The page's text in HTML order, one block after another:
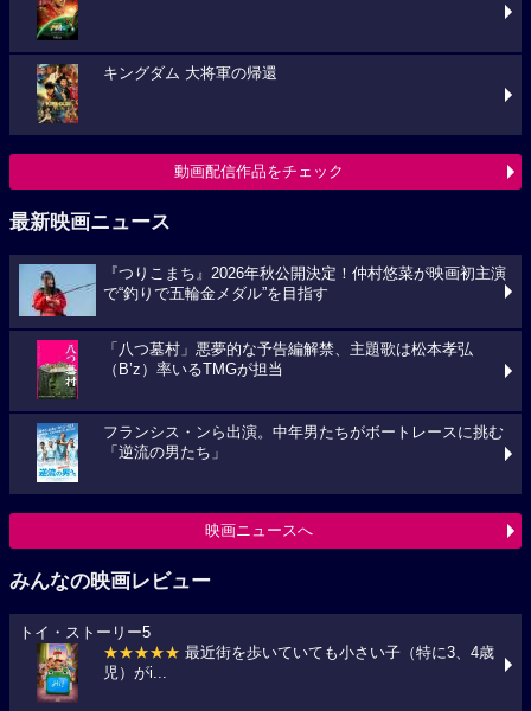
キングダム 大将軍の帰還
動画配信作品をチェック
最新映画ニュース
『つりこまち』2026年秋公開決定！仲村悠菜が映画初主演
で“釣りで五輪金メダル”を目指す
「八つ墓村」悪夢的な予告編解禁、主題歌は松本孝弘
（B’z）率いるTMGが担当
フランシス・ンら出演。中年男たちがボートレースに挑む
「逆流の男たち」
映画ニュースへ
みんなの映画レビュー
トイ・ストーリー5
★★★★★ 最近街を歩いていても小さい子（特に3、4歳
児）がi...